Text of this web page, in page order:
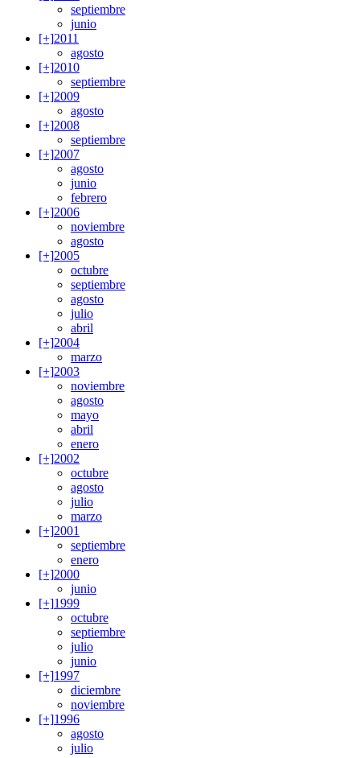
septiembre
junio
[+]2011
agosto
[+]2010
septiembre
[+]2009
agosto
[+]2008
septiembre
[+]2007
agosto
junio
febrero
[+]2006
noviembre
agosto
[+]2005
octubre
septiembre
agosto
julio
abril
[+]2004
marzo
[+]2003
noviembre
agosto
mayo
abril
enero
[+]2002
octubre
agosto
julio
marzo
[+]2001
septiembre
enero
[+]2000
junio
[+]1999
octubre
septiembre
julio
junio
[+]1997
diciembre
noviembre
[+]1996
agosto
julio